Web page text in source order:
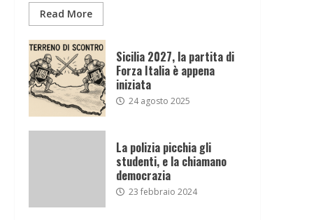
Read More
Sicilia 2027, la partita di
Forza Italia è appena
iniziata
24 agosto 2025
La polizia picchia gli
studenti, e la chiamano
democrazia
23 febbraio 2024